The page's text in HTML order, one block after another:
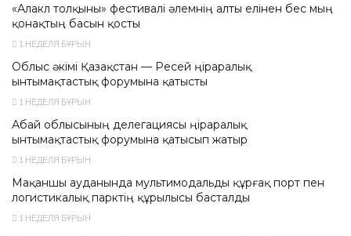
«Алакөл толқыны» фестивалі әлемнің алты елінен бес мың
қонақтың басын қосты
1 НЕДЕЛЯ БҰРЫН
Облыс әкімі Қазақстан — Ресей өңіраралық
ынтымақтастық форумына қатысты
1 НЕДЕЛЯ БҰРЫН
Абай облысының делегациясы өңіраралық
ынтымақтастық форумына қатысып жатыр
1 НЕДЕЛЯ БҰРЫН
Мақаншы ауданында мультимодальды құрғақ порт пен
логистикалық парктің құрылысы басталды
1 НЕДЕЛЯ БҰРЫН